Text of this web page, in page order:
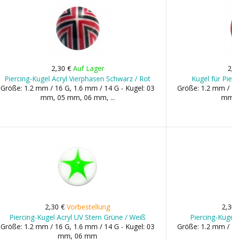
2,30 € Auf Lager
Piercing-Kugel Acryl Vierphasen Schwarz / Rot
Größe: 1.2 mm / 16 G, 1.6 mm / 14 G - Kugel: 03
mm, 05 mm, 06 mm, ...
Kugel für
Größe: 1.2 mm /
2,30 €Vorbestellung
Piercing-Kugel Acryl UV Stern Grüne / Weiß
Größe: 1.2 mm / 16 G, 1.6 mm / 14 G - Kugel: 03
mm, 06 mm
Piercing-
Größe: 1.2 mm /